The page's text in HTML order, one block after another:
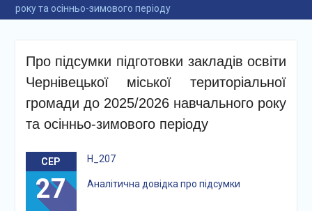
року та осінньо-зимового періоду
Про підсумки підготовки закладів освіти
Чернівецької міської територіальної
громади до 2025/2026 навчального року
та осінньо-зимового періоду
СЕР
27
Н_207
Аналітична довідка про підсумки